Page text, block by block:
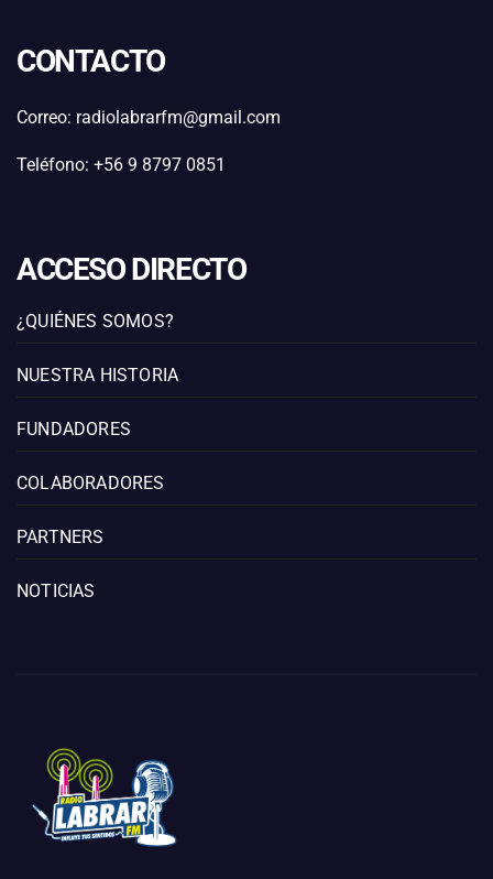
CONTACTO
Correo: radiolabrarfm@gmail.com
Teléfono: +56 9 8797 0851
ACCESO DIRECTO
¿QUIÉNES SOMOS?
NUESTRA HISTORIA
FUNDADORES
COLABORADORES
PARTNERS
NOTICIAS